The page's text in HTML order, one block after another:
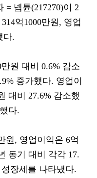
= 넵튠(217270)이 2
억1000만원, 영업
다.
원 대비 0.6% 감소
증가했다. 영업이
대비 27.6% 감소했
다.
원, 영업이익은 6억
동기 대비 각각 17.
장세를 나타냈다.